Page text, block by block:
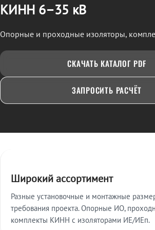
КИНН 6–35 кВ
Опорные и проходные изоляторы,
СКАЧАТЬ КАТАЛОГ PDF
ЗАПРОСИТЬ РАСЧЁТ
Широкий ассортимент
Разные установочные и монтажные
требования проекта. Опорные ИО,
комплекты КИНН с изоляторами ИЕ/ИЕп.